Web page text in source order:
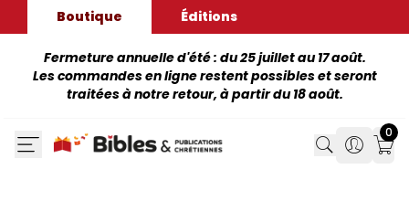
Boutique Éditions
Fermeture annuelle d'été : du 25 juillet au 17 août.
Les commandes en ligne restent possibles et seront
traitées à notre retour, à partir du 18 août.
Search
Search
0